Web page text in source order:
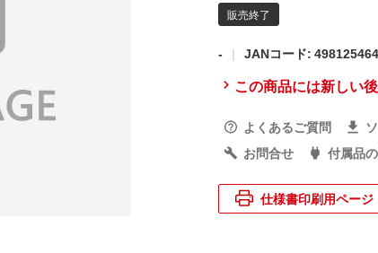
- JANコード:
この商品には新しい
よくあるご質問
お問合せ
付属品
仕様書印刷用ページ